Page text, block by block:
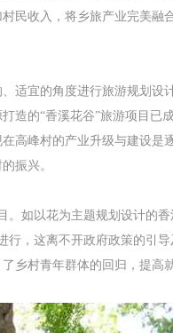
民收入，将乡旅产业完美融
适宜的角度进行旅游规划设
造的“香溪花谷”旅游项目已
高峰村的产业升级与建设是
振兴。
如以花为主题规划设计的香
，这离不开政府政策的引
乡村青年群体的回归，提高